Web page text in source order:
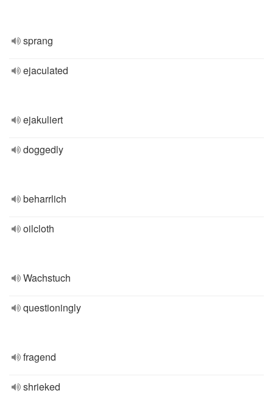
sprang
ejaculated
ejakuliert
doggedly
beharrlich
oilcloth
Wachstuch
questioningly
fragend
shrieked